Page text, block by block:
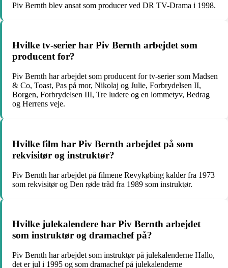
Piv Bernth blev ansat som producer ved DR TV-Drama i 1998.
Hvilke tv-serier har Piv Bernth arbejdet som
producent for?
Piv Bernth har arbejdet som producent for tv-serier som Madsen
& Co, Toast, Pas på mor, Nikolaj og Julie, Forbrydelsen II,
Borgen, Forbrydelsen III, Tre ludere og en lommetyv, Bedrag
og Herrens veje.
Hvilke film har Piv Bernth arbejdet på som
rekvisitør og instruktør?
Piv Bernth har arbejdet på filmene Revykøbing kalder fra 1973
som rekvisitør og Den røde tråd fra 1989 som instruktør.
Hvilke julekalendere har Piv Bernth arbejdet
som instruktør og dramachef på?
Piv Bernth har arbejdet som instruktør på julekalenderne Hallo,
det er jul i 1995 og som dramachef på julekalenderne